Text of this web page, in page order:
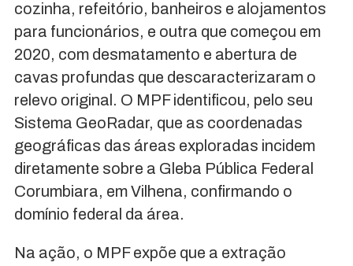
cozinha, refeitório, banheiros e alojamentos
para funcionários, e outra que começou em
2020, com desmatamento e abertura de
cavas profundas que descaracterizaram o
relevo original. O MPF identificou, pelo seu
Sistema GeoRadar, que as coordenadas
geográficas das áreas exploradas incidem
diretamente sobre a Gleba Pública Federal
Corumbiara, em Vilhena, confirmando o
domínio federal da área.
Na ação, o MPF expõe que a extração